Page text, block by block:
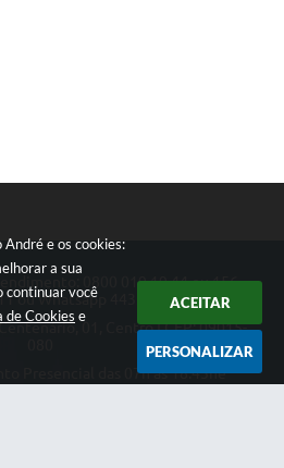
e os cookies:
a sua
continuar você
de Cookies e
ACEITAR
PERSONALIZAR
0800 019 19 44 ou 156
ou Whatsapp 4433-0123
01, Centro | CEP: 09015-
Presencial das 07h as 18:45he